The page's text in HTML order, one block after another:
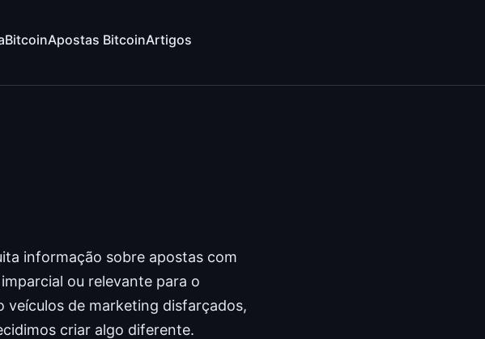
BitcoinApostas BitcoinArtigos
informação sobre apostas com
ou relevante para o
veículos de marketing disfarçados,
criar algo diferente.